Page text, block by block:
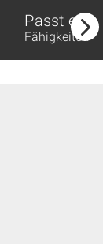
Passt es
Fähigkeiten